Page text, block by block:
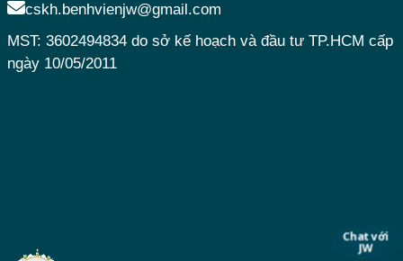
Chat với
JW
cskh.benhvienjw@gmail.com
MST: 3602494834 do sở kế hoạch và đầu tư TP.HCM cấp
ngày 10/05/2011